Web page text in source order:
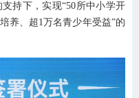
持下，实现“50所中小学开
养、超1万名青少年受益”的